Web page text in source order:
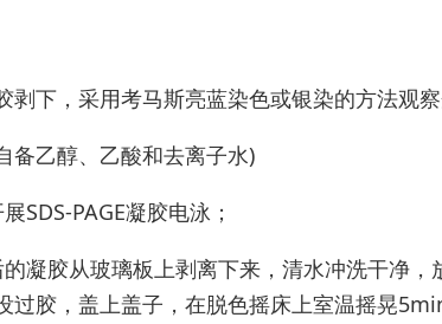
剥下，采用考马斯亮蓝染色或银染的方法观察
备乙醇、乙酸和去离子水)
SDS-PAGE凝胶电泳；
凝胶从玻璃板上剥离下来，清水冲洗⼲净，
过胶，盖上盖⼦，在脱色摇床上室温摇晃